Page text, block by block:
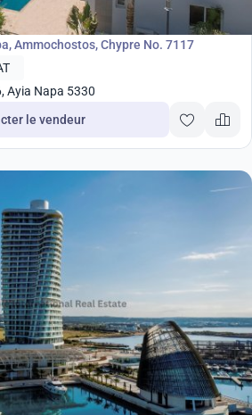
Ammochostos, Chypre No. 7117
Ayia Napa 5330
le vendeur